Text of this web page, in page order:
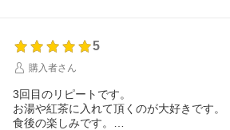
5
購入者さん
3回目のリピートです。
お湯や紅茶に入れて頂くのが大好きです。
食後の楽しみです。